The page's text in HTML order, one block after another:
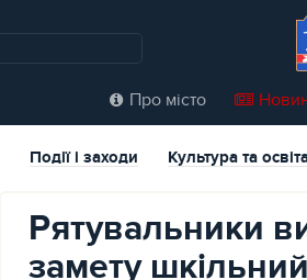
Про місто
Події і заходи Культура та
Рятувальники
замету